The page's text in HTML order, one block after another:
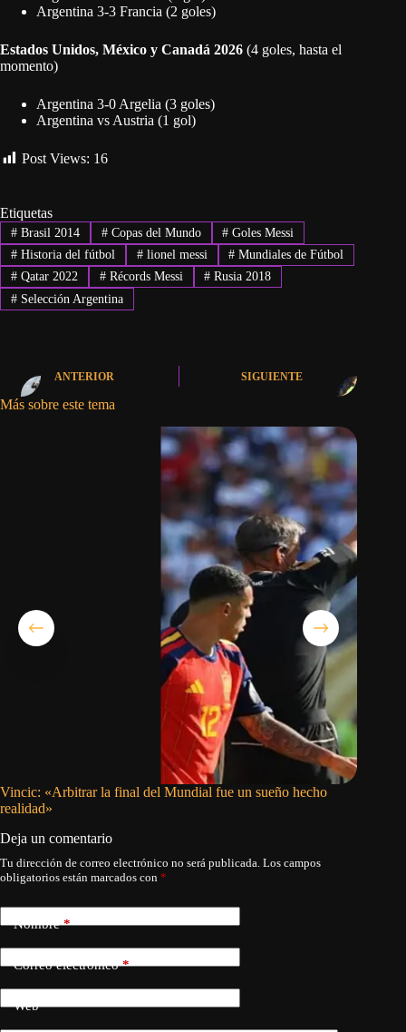
Argentina 3-3 Francia (2 goles)
Estados Unidos, México y Canadá 2026 (4 goles, hasta el
momento)
Argentina 3-0 Argelia (3 goles)
Argentina vs Austria (1 gol)
Post Views: 16
Etiquetas
#Brasil 2014 #Copas del Mundo # Goles Messi
#Historia del fútbol #lionel messi # Mundiales de Fútbol
#Qatar 2022 #Récords Messi # Rusia 2018
#Selección Argentina
ANTERIOR SIGUIENTE
Más sobre este tema
Vincic: «Arbitrar la final del Mundial fue un sueño hecho
realidad»
Deja un comentario
Tu dirección de correo electrónico no será publicada. Los campos
obligatorios están marcados con *
Nombre*
Correo electrónico*
Web